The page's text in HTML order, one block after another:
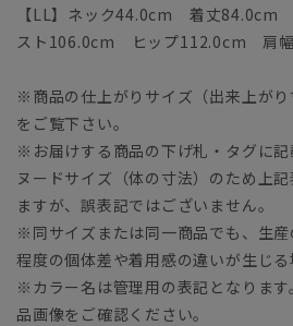
【LL】ネック44.0cm 着丈
スト106.0cm ヒップ112.0cm 肩
※商品の仕上がりサイズ（出来上が
をご覧下さい。
※お届けする商品の下げ札・タグに
ヌードサイズ（体の寸法）のため上
ますが、誤表記ではございません。
※同サイズまたは同一商品でも、生
程度の個体差や着用感の違いが生じる
※カラー名は管理用の表記となりま
品画像をご確認ください。